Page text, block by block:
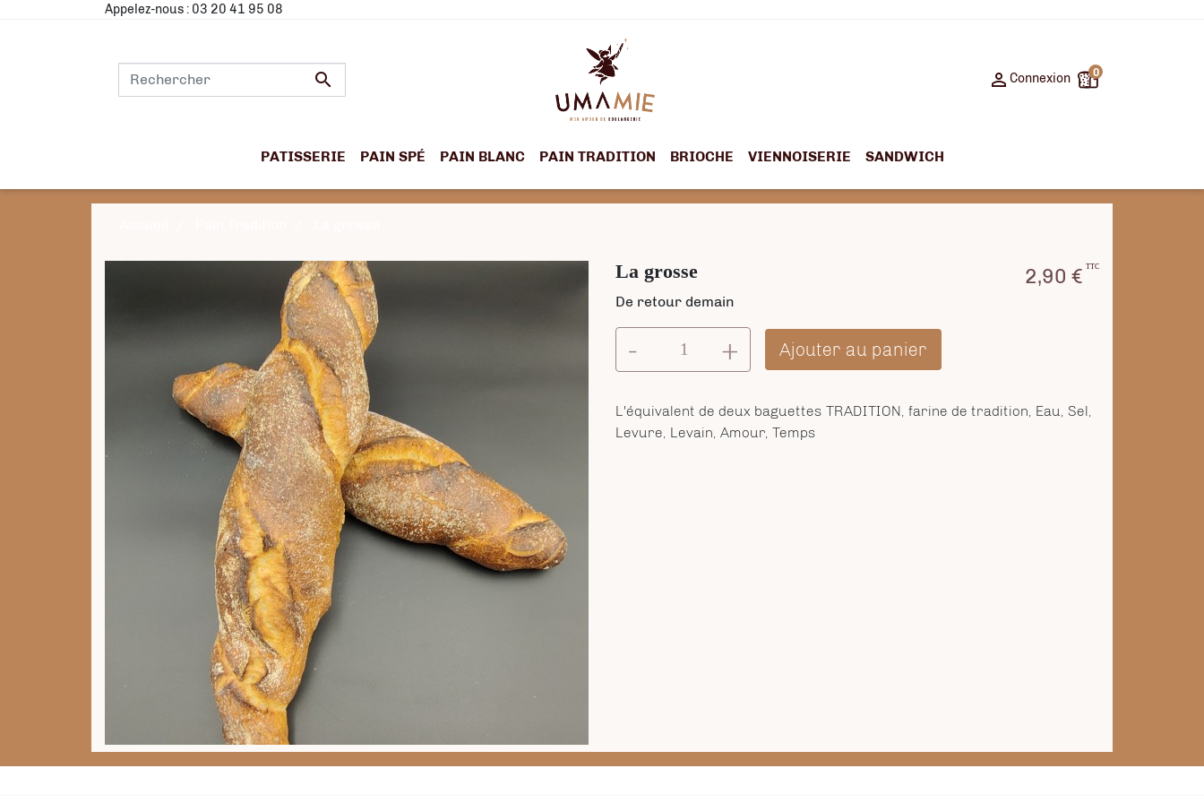
Appelez-nous : 03 20 41 95 08
  Connexion 0
PATISSERIE PAIN SPÉ PAIN BLANC PAIN TRADITION BRIOCHE VIENNOISERIE SANDWICH
La grosse 2,90 € TTC
De retour demain
- + Ajouter au panier
L'équivalent de deux baguettes TRADITION, farine de tradition, Eau, Sel,
Levure, Levain, Amour, Temps